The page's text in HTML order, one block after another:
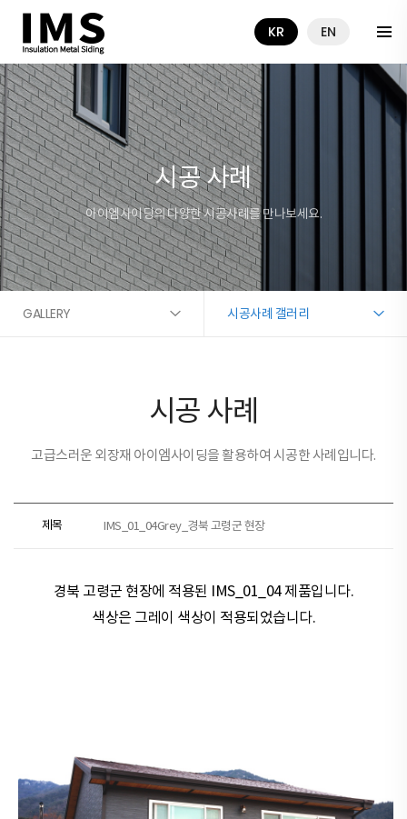
KR EN
시공 사례
아이엠사이딩의 다양한 시공사례를 만나보세요.
GALLERY 시공사례 갤러리
시공 사례
고급스러운 외장재 아이엠사이딩을 활용하여 시공한 사례입니다.
제목 IMS_01_04Grey_경북 고령군 현장
경북 고령군 현장​​에 적용된 IMS_01_04 제품입니다.
색상은 그레이 색상이 적용되었습니다.